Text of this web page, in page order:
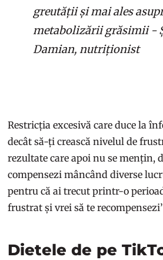
greutății și mai ales
metabolizării grăsimii -
Damian, nutriționist
Restricția excesivă care duce la
decât să-ți crească nivelul de
rezultate care apoi nu se mențin,
compensezi mâncând diverse
pentru că ai trecut printr-o
frustrat și vrei să te
Dietele de pe